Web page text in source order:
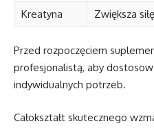
Kreatyna
Zwiększa
Przed rozpoczęciem
profesjonalistą, aby
indywidualnych potrzeb.
Całokształt skutecznego